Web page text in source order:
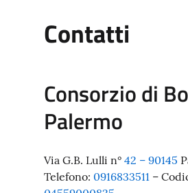
Contatti
Consorzio di
Palermo
Via G.B. Lulli n° 42 – 90145
Telefono: 0916833511 –